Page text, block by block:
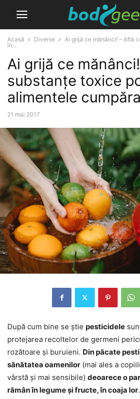
Acasă Diverse
Ai grijă ce mănânci! – Află
în...
Ai grijă ce
substanțe toxice
alimentele
21 mai 2017
După cum bine se știe pesticidele
protejarea recoltelor de germeni
rozătoare și buruieni. Din păcate
sănătatea oamenilor (mai ales a
vârstă și mai sensibile) deoarece o
rămân în legume și fructe, în coaja lor.